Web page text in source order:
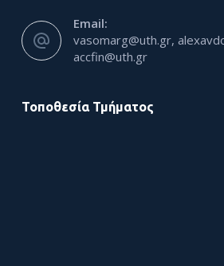
Email:
vasomarg@uth.gr,
accfin@uth.gr
Τοποθεσία Τμήματος